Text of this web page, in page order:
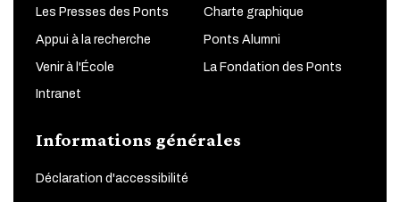
Les Presses des Ponts Charte graphique
Appui à la recherche Ponts Alumni
Venir à l'École La Fondation des Ponts
Intranet
Informations générales
Déclaration d'accessibilité